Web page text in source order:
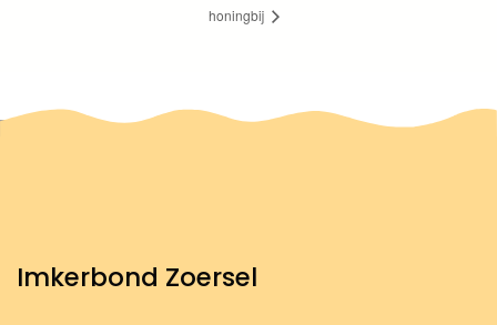
honingbij
Imkerbond Zoersel